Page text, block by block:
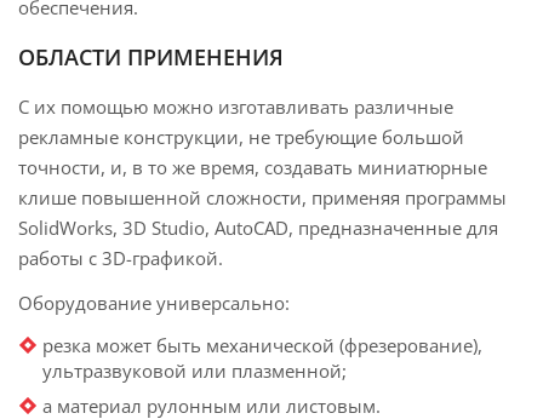
обеспечения.
ОБЛАСТИ ПРИМЕНЕНИЯ
С их помощью можно изготавливать различные
рекламные конструкции, не требующие большой
точности, и, в то же время, создавать миниатюрные
клише повышенной сложности, применяя программы
SolidWorks, 3D Studio, AutoCAD, предназначенные для
работы с 3D-графикой.
Оборудование универсально:
резка может быть механической (фрезерование),
ультразвуковой или плазменной;
а материал рулонным или листовым.